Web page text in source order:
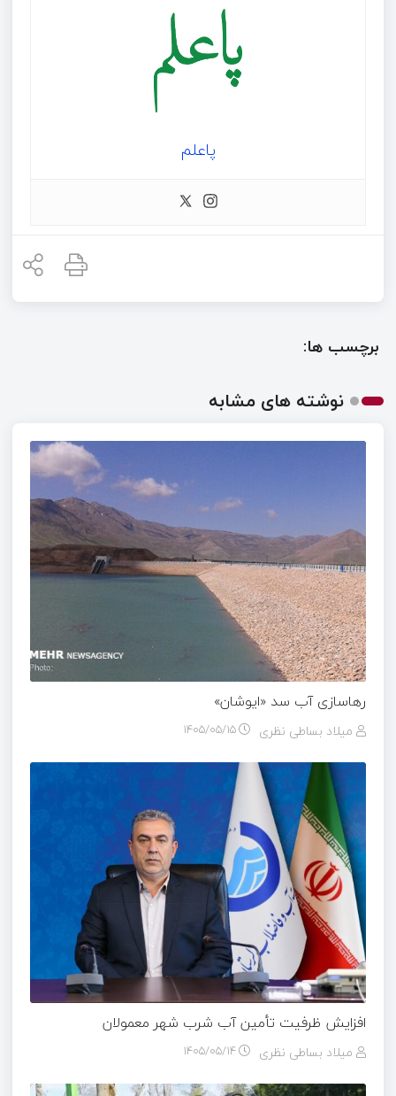
پاعلم
برچسب ها:
نوشته های مشابه
رهاسازی آب سد «ایوشان»
میلاد بساطی نظری ۱۴۰۵/۰۵/۱۵
افزایش ظرفیت تأمین آب شرب شهر معمولان
میلاد بساطی نظری ۱۴۰۵/۰۵/۱۴